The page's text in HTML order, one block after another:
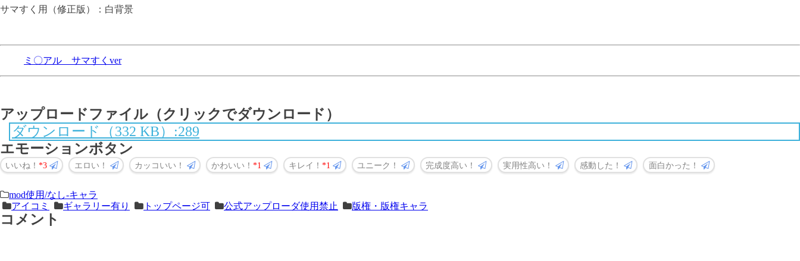
サマすく用（修正版）：白背景
ミ〇アル サマすくver
アップロードファイル（クリックでダウンロード）
ダウンロード（332 KB）:289
エモーションボタン
いいね！ 3 エロい！ カッコいい！ かわいい！ 1 キレイ！ 1 ユニーク！ 完成度高い！ 実用性高い！ 感動した！ 面白かった！
＜
次
の
前
の
記
mod使用/なし-キャラ
アイコミ
ギャラリー有り トップページ可 公式アップローダ使用禁止 版権・版権キャラ
コメント